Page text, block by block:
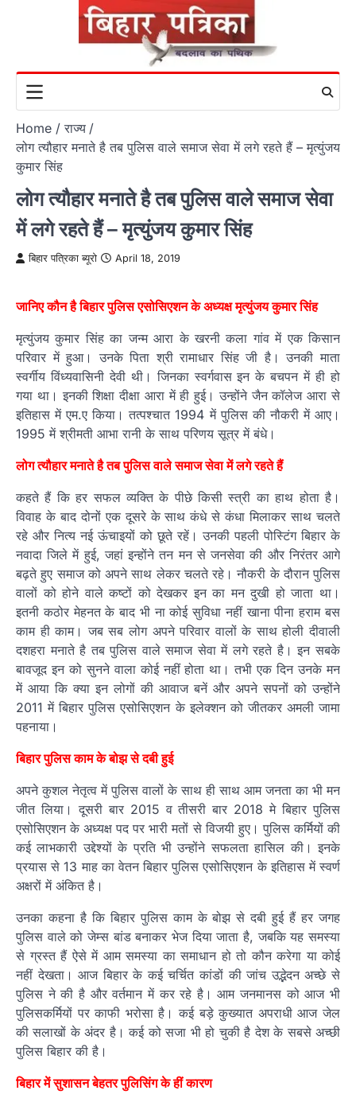
Home
राज्य
लोग त्यौहार मनाते है तब पुलिस वाले समाज सेवा में लगे रहते हैं – मृत्युंजय
कुमार सिंह
लोग त्यौहार मनाते है तब पुलिस वाले समाज सेवा
में लगे रहते हैं – मृत्युंजय कुमार सिंह
बिहार पत्रिका ब्यूरो April 18, 2019
जानिए कौन है बिहार पुलिस एसोसिएशन के अध्यक्ष मृत्युंजय कुमार सिंह
मृत्युंजय कुमार सिंह का जन्म आरा के खरनी कला गांव में एक किसान
परिवार में हुआ। उनके पिता श्री रामाधार सिंह जी है। उनकी माता
स्वर्गीय विंध्यवासिनी देवी थी। जिनका स्वर्गवास इन के बचपन में ही हो
गया था। इनकी शिक्षा दीक्षा आरा में ही हुई। उन्होंने जैन कॉलेज आरा से
इतिहास में एम.ए किया। तत्पश्चात 1994 में पुलिस की नौकरी में आए।
1995 में श्रीमती आभा रानी के साथ परिणय सूत्र में बंधे।
लोग त्यौहार मनाते है तब पुलिस वाले समाज सेवा में लगे रहते हैं
कहते हैं कि हर सफल व्यक्ति के पीछे किसी स्त्री का हाथ होता है।
विवाह के बाद दोनों एक दूसरे के साथ कंधे से कंधा मिलाकर साथ चलते
रहे और नित्य नई ऊंचाइयों को छूते रहें। उनकी पहली पोस्टिंग बिहार के
नवादा जिले में हुई, जहां इन्होंने तन मन से जनसेवा की और निरंतर आगे
बढ़ते हुए समाज को अपने साथ लेकर चलते रहे। नौकरी के दौरान पुलिस
वालों को होने वाले कष्टों को देखकर इन का मन दुखी हो जाता था।
इतनी कठोर मेहनत के बाद भी ना कोई सुविधा नहीं खाना पीना हराम बस
काम ही काम। जब सब लोग अपने परिवार वालों के साथ होली दीवाली
दशहरा मनाते है तब पुलिस वाले समाज सेवा में लगे रहते है। इन सबके
बावजूद इन को सुनने वाला कोई नहीं होता था। तभी एक दिन उनके मन
में आया कि क्या इन लोगों की आवाज बनें और अपने सपनों को उन्होंने
2011 में बिहार पुलिस एसोसिएशन के इलेक्शन को जीतकर अमली जामा
पहनाया।
बिहार पुलिस काम के बोझ से दबी हुई
अपने कुशल नेतृत्व में पुलिस वालों के साथ ही साथ आम जनता का भी मन
जीत लिया। दूसरी बार 2015 व तीसरी बार 2018 मे बिहार पुलिस
एसोसिएशन के अध्यक्ष पद पर भारी मतों से विजयी हुए। पुलिस कर्मियों की
कई लाभकारी उद्देश्यों के प्रति भी उन्होंने सफलता हासिल की। इनके
प्रयास से 13 माह का वेतन बिहार पुलिस एसोसिएशन के इतिहास में स्वर्ण
अक्षरों में अंकित है।
उनका कहना है कि बिहार पुलिस काम के बोझ से दबी हुई हैं हर जगह
पुलिस वाले को जेम्स बांड बनाकर भेज दिया जाता है, जबकि यह समस्या
से ग्रस्त हैं ऐसे में आम समस्या का समाधान हो तो कौन करेगा या कोई
नहीं देखता। आज बिहार के कई चर्चित कांडों की जांच उद्भेदन अच्छे से
पुलिस ने की है और वर्तमान में कर रहे है। आम जनमानस को आज भी
पुलिसकर्मियों पर काफी भरोसा है। कई बड़े कुख्यात अपराधी आज जेल
की सलाखों के अंदर है। कई को सजा भी हो चुकी है देश के सबसे अच्छी
पुलिस बिहार की है।
बिहार में सुशासन बेहतर पुलिसिंग के हीं कारण